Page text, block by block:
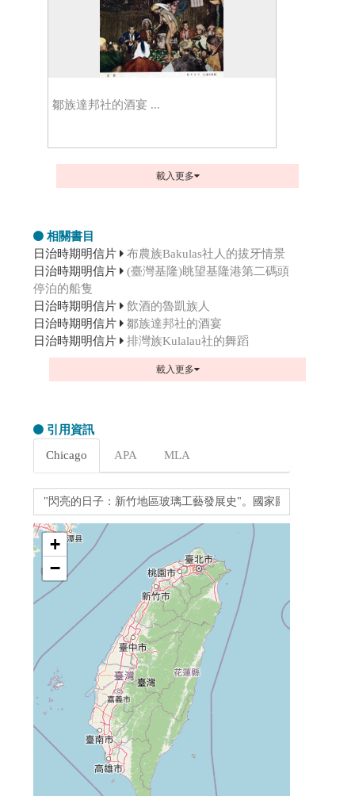
鄒族達邦社的酒宴 ...
載入更多
相關書目
日治時期明信片 布農族Bakulas社人的拔牙情景
日治時期明信片 (臺灣基隆)眺望基隆港第二碼頭
停泊的船隻
日治時期明信片 飲酒的魯凱族人
日治時期明信片 鄒族達邦社的酒宴
日治時期明信片 排灣族Kulalau社的舞蹈
載入更多
引用資訊
Chicago
APA MLA
+
−